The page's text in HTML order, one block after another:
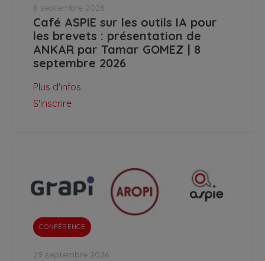
8 septembre 2026
Café ASPIE sur les outils IA pour
les brevets : présentation de
ANKAR par Tamar GOMEZ | 8
septembre 2026
Plus d'infos
S'inscrire
CONFÉRENCE
29 septembre 2026